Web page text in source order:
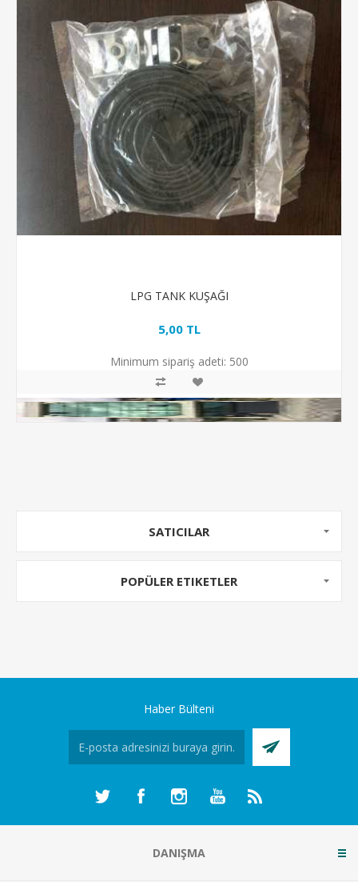
LPG TANK KUŞAĞI
5,00 TL
Minimum sipariş adeti: 500
SATICILAR
POPÜLER ETIKETLER
Haber Bülteni
DANIŞMA